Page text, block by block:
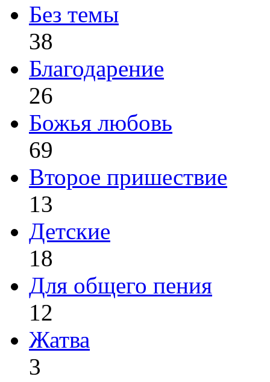
Без темы
38
Благодарение
26
Божья любовь
69
Второе пришествие
13
Детские
18
Для общего пения
12
Жатва
3